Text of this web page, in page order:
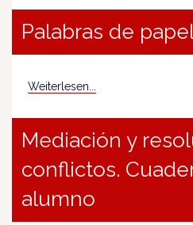
Palabras de
Weiterlesen...
Mediación y
conflictos.
alumno